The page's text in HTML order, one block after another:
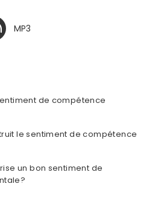
MP3
de compétence
le sentiment de compétence
un bon sentiment de